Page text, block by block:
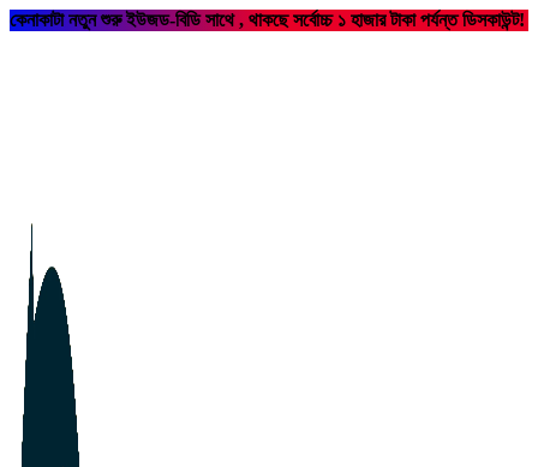
কেনাকাটা নতুন শুরু ইউজড-বিডি সাথে , থাকছে সর্বোচ্চ ১ হাজার টাকা পর্যন্ত ডিসকাউন্ট!